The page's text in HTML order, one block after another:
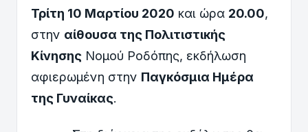
Τρίτη 10 Μαρτίου 2020 και ώρα 20.00,
στην αίθουσα της Πολιτιστικής
Κίνησης Νομού Ροδόπης, εκδήλωση
αφιερωμένη στην Παγκόσμια Ημέρα
της Γυναίκας.